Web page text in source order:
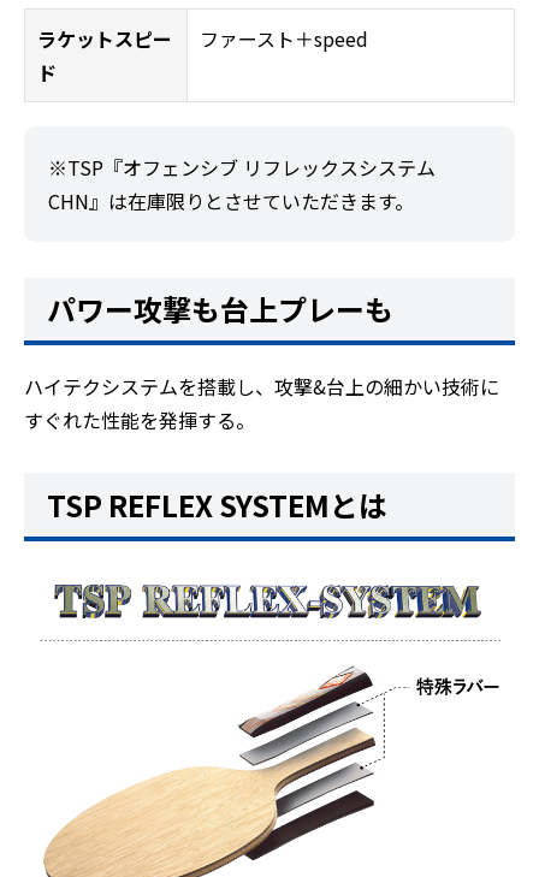
ラケットスピー
ド
ファースト＋speed
※TSP『オフェンシブ リフレックスシステム
CHN』は在庫限りとさせていただきます。
パワー攻撃も台上プレーも
ハイテクシステムを搭載し、攻撃&台上の細かい技術に
すぐれた性能を発揮する。
TSP REFLEX SYSTEMとは